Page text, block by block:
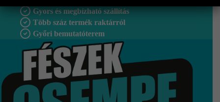
Gyors és megbízható szállítás
Több száz termék raktárról
Győri bemutatóterem